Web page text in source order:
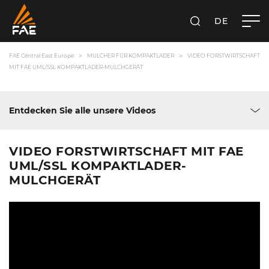
SUCHEN
DE
FAE Central East Europe MULCHER FÜR KOMPAKTLADER
VIDEO FORSTWIRTSCHAFT
MIT FAE UML/SSL KOMPAKTLADER-MULCHGERÄT
Entdecken Sie alle unsere Videos
VIDEO FORSTWIRTSCHAFT MIT FAE
UML/SSL KOMPAKTLADER-
MULCHGERÄT